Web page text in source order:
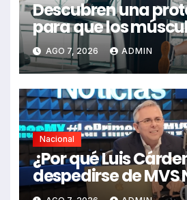
Descubren una
para que los
regeneren: el
nuevas
enfermedades y el
AGO 7, 2026 ADMIN
Nacional
¿Por qué Luis
despedirse de MVS
pleno 2026?